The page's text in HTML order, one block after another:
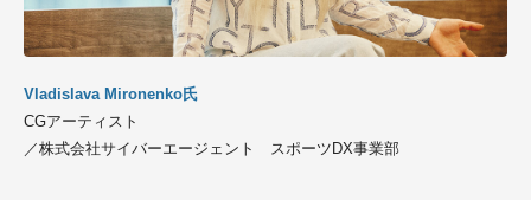
Vladislava Mironenko氏
CGアーティスト
／株式会社サイバーエージェント スポーツDX事業部